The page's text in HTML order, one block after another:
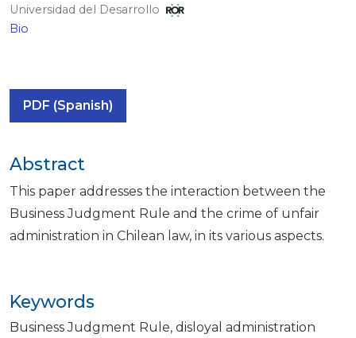
Universidad del Desarrollo
Bio
PDF (Spanish)
Keywords
Business Judgment Rule disloyal administration
Abstract
This paper addresses the interaction between the
Business Judgment Rule and the crime of unfair
administration in Chilean law, in its various aspects.